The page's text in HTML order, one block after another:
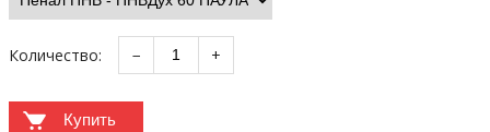
Количество: − +
Купить